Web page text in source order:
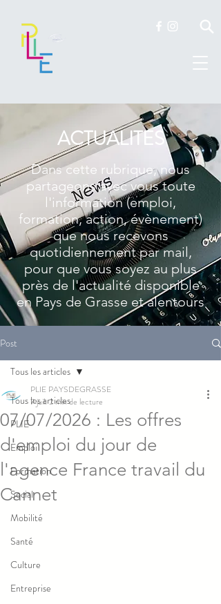
ACTUALITES
Dans cette rubrique, nous
partageons avec vous toute
l'information (emploi,
formation, action, évènement)
que nous recevons
quotidiennement par mail,
pour que vous soyez au plus
près de l'actualité disponible
en Pays de Grasse et alentours
Post
Tous les articles
PLIE
Emploi
Formation
Social
Mobilité
Santé
Culture
Entreprise
Tous les articles
07/07/2026 : Les offres
d'emploi du jour de
l'agence France travail du
Cannet
PLIE PAYSDEGRASSE
7 juil. 2 min de lecture